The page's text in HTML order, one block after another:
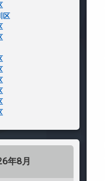
区
年8月